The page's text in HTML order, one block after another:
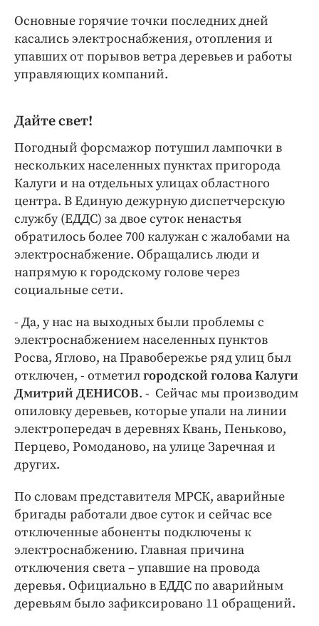
Основные горячие точки последних дней
касались электроснабжения, отопления и
упавших от порывов ветра деревьев и работы
управляющих компаний.
Дайте свет!
Погодный форсмажор потушил лампочки в
нескольких населенных пунктах пригорода
Калуги и на отдельных улицах областного
центра. В Единую дежурную диспетчерскую
службу (ЕДДС) за двое суток ненастья
обратилось более 700 калужан с жалобами на
электроснабжение. Обращались люди и
напрямую к городскому голове через
социальные сети.
- Да, у нас на выходных были проблемы с
электроснабжением населенных пунктов
Росва, Яглово, на Правобережье ряд улиц был
отключен, - отметилгородской голова Калуги
Дмитрий ДЕНИСОВ. - Сейчас мы производим
опиловку деревьев, которые упали на линии
электропередач в деревнях Квань, Пеньково,
Перцево, Ромоданово, на улице Заречная и
других.
По словам представителя МРСК, аварийные
бригады работали двое суток и сейчас все
отключенные абоненты подключены к
электроснабжению. Главная причина
отключения света – упавшие на провода
деревья. Официально в ЕДДС по аварийным
деревьям было зафиксировано 11 обращений.